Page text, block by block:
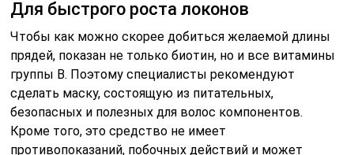
15 мл репейного масла. Ингредиенты перемешивают,
и смесь сначала втирают в кожу головы, а затем
равномерно распределяют по локонам. Волосы
накрывают целлофаном и полотенцем, оставляют
на 15 — 20 минут и смывают сначала теплой водой,
затем шампунем.
Для укрепления волос